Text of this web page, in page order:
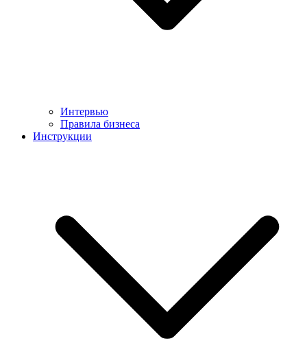
Интервью
Правила бизнеса
Инструкции